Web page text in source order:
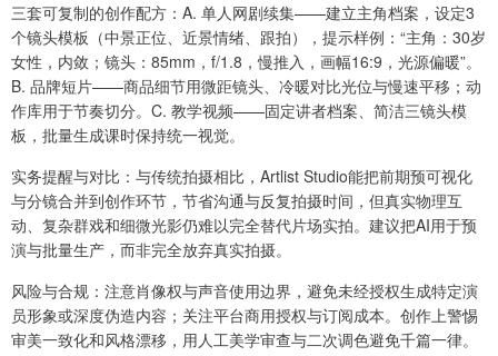
三套可复制的创作配方：A. 单人网剧续集——建立主角档案，设定3
个镜头模板（中景正位、近景情绪、跟拍），提示样例：“主角：30岁
女性，内敛；镜头：85mm，f/1.8，慢推入，画幅16:9，光源偏暖”。
B. 品牌短片——商品细节用微距镜头、冷暖对比光位与慢速平移；动
作库用于节奏切分。C. 教学视频——固定讲者档案、简洁三镜头模
板，批量生成课时保持统一视觉。
实务提醒与对比：与传统拍摄相比，Artlist Studio能把前期预可视化
与分镜合并到创作环节，节省沟通与反复拍摄时间，但真实物理互
动、复杂群戏和细微光影仍难以完全替代片场实拍。建议把AI用于预
演与批量生产，而非完全放弃真实拍摄。
风险与合规：注意肖像权与声音使用边界，避免未经授权生成特定演
员形象或深度伪造内容；关注平台商用授权与订阅成本。创作上警惕
审美一致化和风格漂移，用人工美学审查与二次调色避免千篇一律。